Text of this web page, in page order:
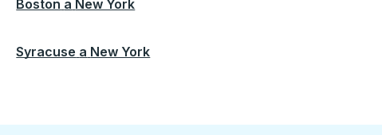
Boston a New York
Syracuse a New York